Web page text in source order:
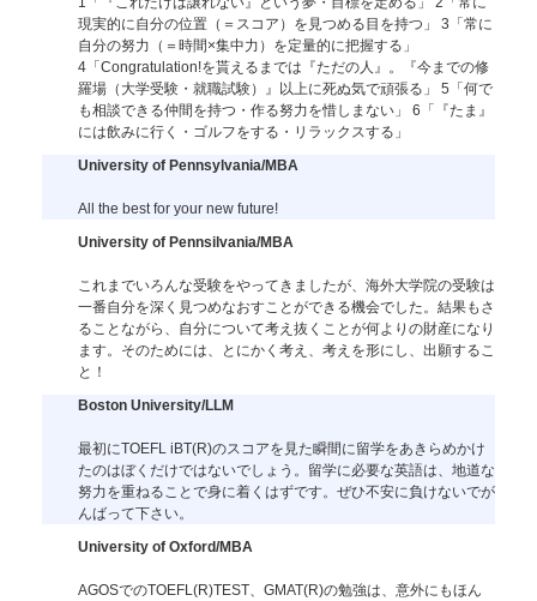
現実的に自分の位置（＝スコア）を見つめる目を持つ」 3「常に
自分の努力（＝時間×集中力）を定量的に把握する」
4「Congratulation!を貰えるまでは『ただの人』。『今までの修
羅場（大学受験・就職試験）』以上に死ぬ気で頑張る」 5「何で
も相談できる仲間を持つ・作る努力を惜しまない」 6「『たま』
には飲みに行く・ゴルフをする・リラックスする」
University of Pennsylvania/MBA
All the best for your new future!
University of Pennsilvania/MBA
これまでいろんな受験をやってきましたが、海外大学院の受験は
一番自分を深く見つめなおすことができる機会でした。結果もさ
ることながら、自分について考え抜くことが何よりの財産になり
ます。そのためには、とにかく考え、考えを形にし、出願するこ
と！
Boston University/LLM
最初にTOEFL iBT(R)のスコアを見た瞬間に留学をあきらめかけ
たのはぼくだけではないでしょう。留学に必要な英語は、地道な
努力を重ねることで身に着くはずです。ぜひ不安に負けないでが
んばって下さい。
University of Oxford/MBA
AGOSでのTOEFL(R)TEST、GMAT(R)の勉強は、意外にもほん